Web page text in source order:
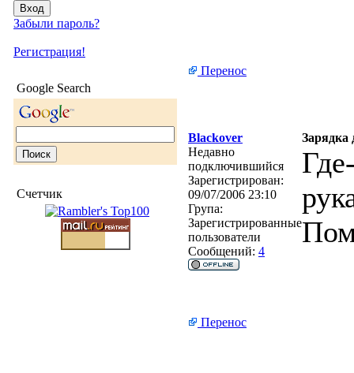
Забыли пароль?
Регистрация!
Google Search
Счетчик
Перенос
Blackover
Зарядка
Недавно
подключившийся
Зарегистрирован:
09/07/2006 23:10
Група:
Зарегистрированные
пользователи
Сообщений: 4
Перенос